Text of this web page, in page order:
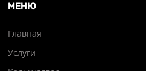
МЕНЮ
Главная
Услуги